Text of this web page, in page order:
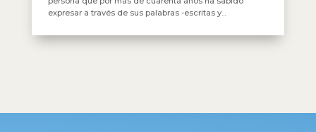
expresar a través de sus palabras -escritas y...